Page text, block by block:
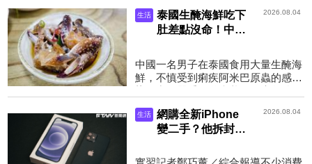
展後，靠著狂舔共賺...
生活
泰國生醃海鮮吃下
肚差點沒命！中國
休克 躺病床30天
搶救
2026.08.04
中國一名男子在泰國食用大量生醃海
鮮，不慎受到痢疾阿米巴原蟲的感
自Pexels）圖文／鏡週刊...
生活
網購全新iPhone
變二手？他拆封驚
使用44次」 內行
2026.08.04